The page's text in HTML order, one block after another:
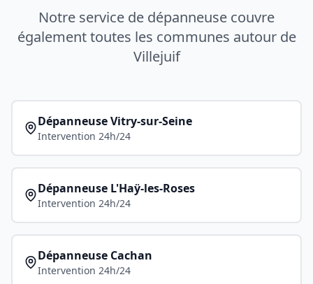
Notre service de dépanneuse couvre
également toutes les communes autour de
Villejuif
DépanneuseVitry-sur-Seine
Intervention 24h/24
Dépanneuse L'Haÿ-les-Roses
Intervention 24h/24
Dépanneuse Cachan
Intervention 24h/24